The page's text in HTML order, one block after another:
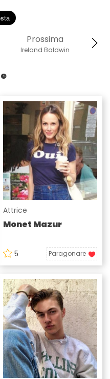
Prossima
Ireland Baldwin
Attrice
Monet Mazur
5 Paragonare